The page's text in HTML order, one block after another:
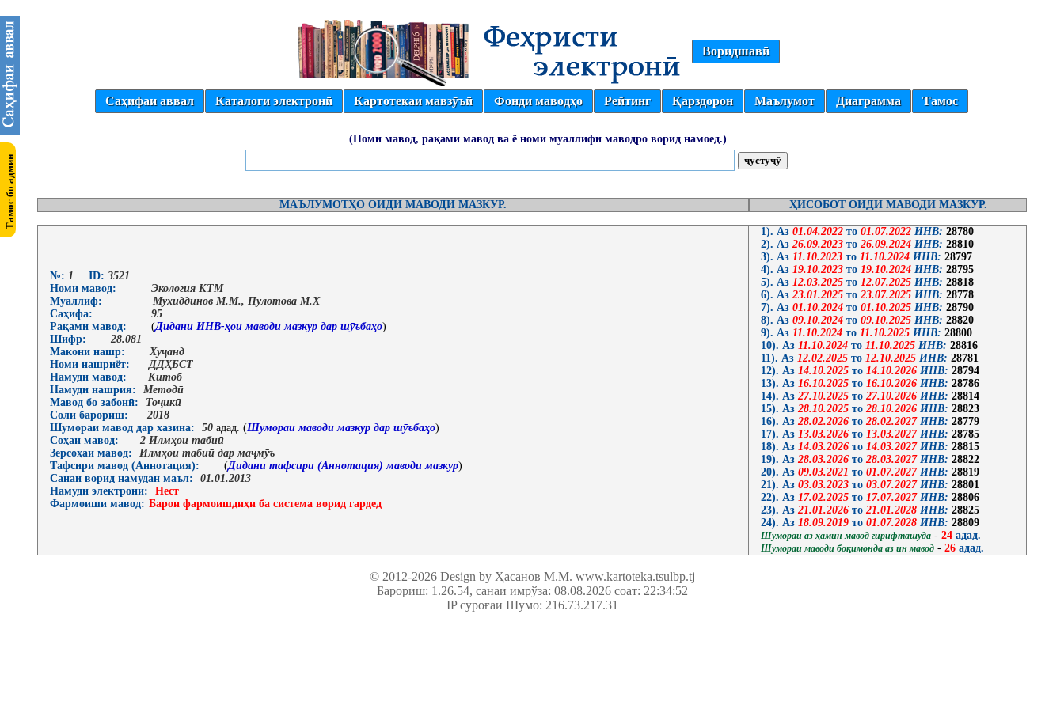
Воридшавӣ
Саҳифаи аввал Каталоги электронӣ Картотекаи мавзӯъӣ Фонди маводҳо Рейтинг Қарздорон Маълумот Диаграмма Тамос
(Номи мавод, рақами мавод ва ё номи муаллифи маводро ворид намоед.)
МАЪЛУМОТҲО ОИДИ МАВОДИ МАЗКУР. ҲИСОБОТ ОИДИ МАВОДИ МАЗКУР.
№: 1 ID: 3521
Номи мавод:
Экология КТМ
Муаллиф:
Мухиддинов М.М., Пулотова М.Х
Саҳифа:
95
Рақами мавод:
(Дидани ИНВ-ҳои маводи мазкур дар шӯъбаҳо)
Шифр:
28.081
Макони нашр:
Хуҷанд
Номи нашриёт:
ДДҲБСТ
Намуди мавод:
Китоб
Намуди нашрия:
Методӣ
Мавод бо забонӣ:
Тоҷикӣ
Соли барориш:
2018
Шумораи мавод дар хазина:
50 адад. (Шумораи маводи мазкур дар шӯъбаҳо)
Соҳаи мавод:
2 Илмҳои табиӣ
Зерсоҳаи мавод:
Илмҳои табиӣ дар маҷмӯъ
Тафсири мавод (Аннотация):
(Дидани тафсири (Аннотация) маводи мазкур)
Санаи ворид намудан маъл:
01.01.2013
Намуди электрони:
Нест
Фармоиши мавод: Барои фармоишдиҳи ба система ворид гардед
1). Аз 01.04.2022 то 01.07.2022 ИНВ: 28780
2). Аз 26.09.2023 то 26.09.2024 ИНВ: 28810
3). Аз 11.10.2023 то 11.10.2024 ИНВ: 28797
4). Аз 19.10.2023 то 19.10.2024 ИНВ: 28795
5). Аз 12.03.2025 то 12.07.2025 ИНВ: 28818
6). Аз 23.01.2025 то 23.07.2025 ИНВ: 28778
7). Аз 01.10.2024 то 01.10.2025 ИНВ: 28790
8). Аз 09.10.2024 то 09.10.2025 ИНВ: 28820
9). Аз 11.10.2024 то 11.10.2025 ИНВ: 28800
10). Аз 11.10.2024 то 11.10.2025 ИНВ: 28816
11). Аз 12.02.2025 то 12.10.2025 ИНВ: 28781
12). Аз 14.10.2025 то 14.10.2026 ИНВ: 28794
13). Аз 16.10.2025 то 16.10.2026 ИНВ: 28786
14). Аз 27.10.2025 то 27.10.2026 ИНВ: 28814
15). Аз 28.10.2025 то 28.10.2026 ИНВ: 28823
16). Аз 28.02.2026 то 28.02.2027 ИНВ: 28779
17). Аз 13.03.2026 то 13.03.2027 ИНВ: 28785
18). Аз 14.03.2026 то 14.03.2027 ИНВ: 28815
19). Аз 28.03.2026 то 28.03.2027 ИНВ: 28822
20). Аз 09.03.2021 то 01.07.2027 ИНВ: 28819
21). Аз 03.03.2023 то 03.07.2027 ИНВ: 28801
22). Аз 17.02.2025 то 17.07.2027 ИНВ: 28806
23). Аз 21.01.2026 то 21.01.2028 ИНВ: 28825
24). Аз 18.09.2019 то 01.07.2028 ИНВ: 28809
Шумораи аз ҳамин мавод гирифташуда - 24 адад.
Шумораи маводи боқимонда аз ин мавод - 26 адад.
© 2012-2026 Design by Ҳасанов М.М. www.kartoteka.tsulbp.tj
Барориш: 1.26.54, санаи имрўза: 08.08.2026 соат: 22:34:52
IP суроғаи Шумо: 216.73.217.31